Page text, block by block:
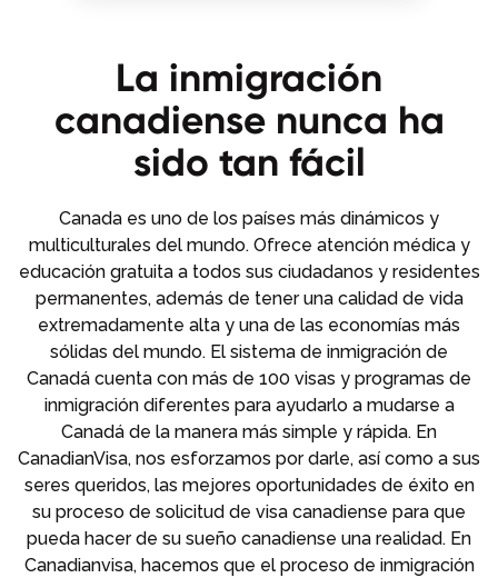
La inmigración
canadiense nunca ha
sido tan fácil
Canada es uno de los países más dinámicos y
multiculturales del mundo. Ofrece atención médica y
educación gratuita a todos sus ciudadanos y residentes
permanentes, además de tener una calidad de vida
extremadamente alta y una de las economías más
sólidas del mundo. El sistema de inmigración de
Canadá cuenta con más de 100 visas y programas de
inmigración diferentes para ayudarlo a mudarse a
Canadá de la manera más simple y rápida. En
CanadianVisa, nos esforzamos por darle, así como a sus
seres queridos, las mejores oportunidades de éxito en
su proceso de solicitud de visa canadiense para que
pueda hacer de su sueño canadiense una realidad. En
Canadianvisa, hacemos que el proceso de inmigración